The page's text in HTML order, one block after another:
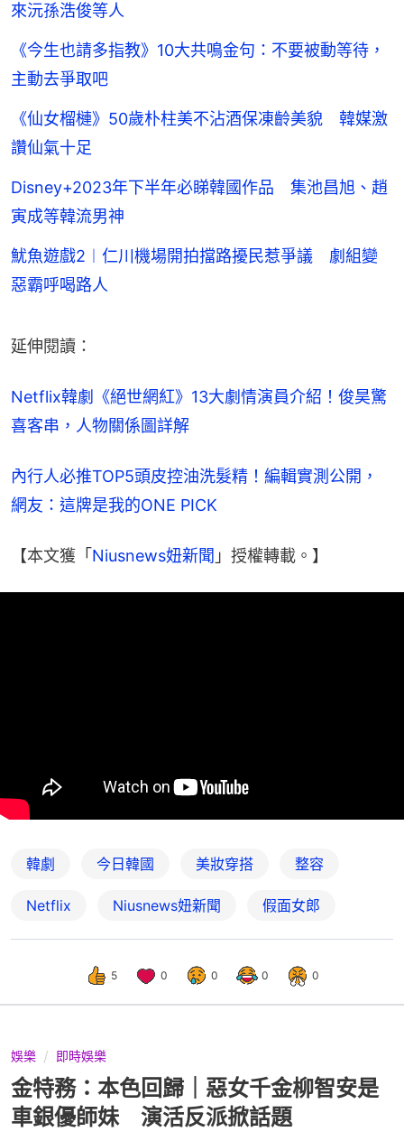
來沅孫浩俊等人
《今生也請多指教》10大共鳴金句：不要被動等待，
主動去爭取吧
《仙女榴槤》50歲朴柱美不沾酒保凍齡美貌 韓媒激
讚仙氣十足
Disney+2023年下半年必睇韓國作品 集池昌旭、趙
寅成等韓流男神
魷魚遊戲2︱仁川機場開拍擋路擾民惹爭議 劇組變
惡霸呼喝路人
延伸閱讀：
Netflix韓劇《絕世網紅》13大劇情演員介紹！俊昊驚
喜客串，人物關係圖詳解
內行人必推TOP5頭皮控油洗髮精！編輯實測公開，
網友：這牌是我的ONE PICK
【本文獲「 Niusnews妞新聞 」授權轉載。】
韓劇 今日韓國 美妝穿搭 整容
Netflix Niusnews妞新聞 假面女郎
5 0 0 0 0
娛樂 即時娛樂
金特務：本色回歸｜惡女千金柳智安是
車銀優師妹 演活反派掀話題